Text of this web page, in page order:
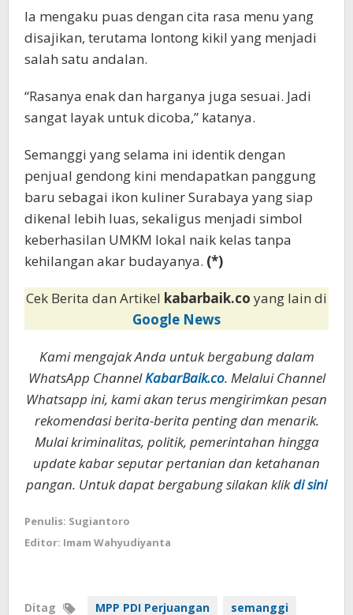
Ia mengaku puas dengan cita rasa menu yang
disajikan, terutama lontong kikil yang menjadi
salah satu andalan.
“Rasanya enak dan harganya juga sesuai. Jadi
sangat layak untuk dicoba,” katanya.
Semanggi yang selama ini identik dengan
penjual gendong kini mendapatkan panggung
baru sebagai ikon kuliner Surabaya yang siap
dikenal lebih luas, sekaligus menjadi simbol
keberhasilan UMKM lokal naik kelas tanpa
kehilangan akar budayanya. (*)
Cek Berita dan Artikel kabarbaik.co yang lain di
Google News
Kami mengajak Anda untuk bergabung dalam
WhatsApp ChannelKabarBaik.co. Melalui Channel
Whatsapp ini, kami akan terus mengirimkan pesan
rekomendasi berita-berita penting dan menarik.
Mulai kriminalitas, politik, pemerintahan hingga
update kabar seputar pertanian dan ketahanan
pangan. Untuk dapat bergabung silakan klikdi sini
Penulis: Sugiantoro
Editor: Imam Wahyudiyanta
Ditag MPP PDI Perjuangan
semanggi